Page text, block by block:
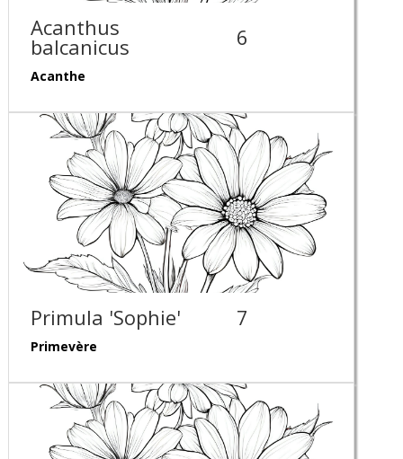
Acanthus
balcanicus 6
Acanthe
Primula 'Sophie' 7
Primevère